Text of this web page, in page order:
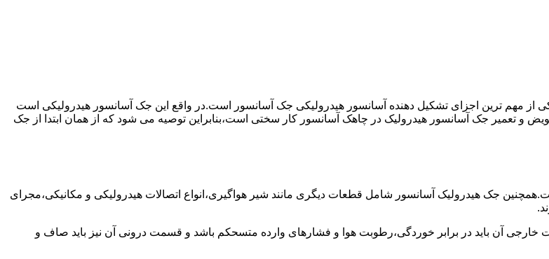
از مهم ترین اجزای تشکیل دهنده آسانسور هیدرولیکی جک آسانسور است.در واقع این جک آسانسور هیدرولیکی است
و تعمیر جک آسانسور هیدرولیک در چاهک آسانسور کار سختی است،بنابراین توصیه می شود که از همان ابتدا از جک
جک هیدرولیک آسانسور شامل قطعات دیگری مانند شیر هواگیری،انواع اتصالات هیدرولیکی و مکانیکی،مجرای
آن باید در برابر خوردگی،رطوبت هوا و فشارهای وارده متسحکم باشد و قسمت درونی آن نیز باید صاف و